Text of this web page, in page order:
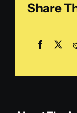
Share
Facebook